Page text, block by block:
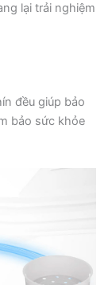
lại trải nghiệm
đều giúp bảo
bảo sức khỏe